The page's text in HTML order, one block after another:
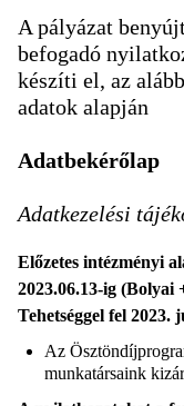
A pályázat
befogadó
készíti el, az
adatok alapján
Adatbekérőlap
Adatkezelési
Előzetes intézményi
2023.06.13-ig (Bolyai
Tehetséggel fel 2023.
Az
munkatársaink